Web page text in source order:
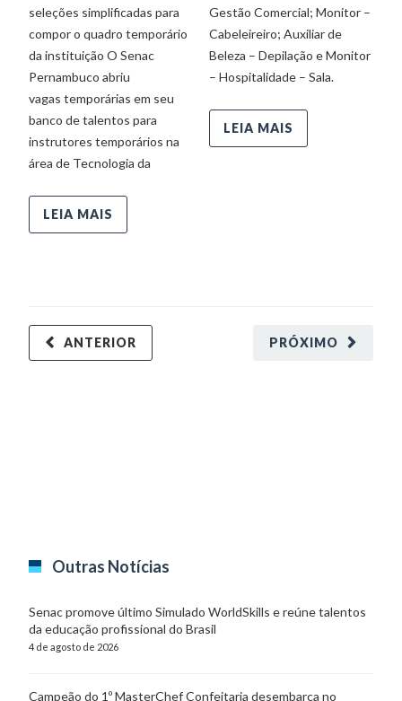
seleções simplificadas para
compor o quadro temporário
da instituição O Senac
Pernambuco abriu
vagas temporárias em seu
banco de talentos para
instrutores temporários na
área de Tecnologia da
LEIA MAIS
Gestão Comercial; Monitor –
Cabeleireiro; Auxiliar de
Beleza – Depilação e Monitor
– Hospitalidade – Sala.
LEIA MAIS
PRÓXIMO
ANTERIOR
Outras Notícias
Senac promove último Simulado WorldSkills e reúne talentos
da educação profissional do Brasil
4 de agosto de 2026
Campeão do 1º MasterChef Confeitaria desembarca no